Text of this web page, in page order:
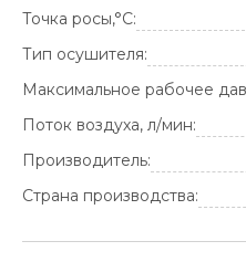
Точка росы,°С:
Тип осушителя:
Максимальное рабочее
Поток воздуха, л/мин:
Производитель:
Страна производства: